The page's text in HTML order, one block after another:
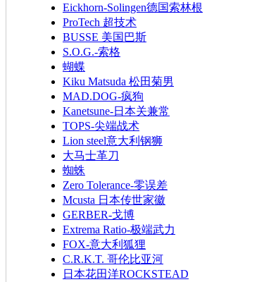
Eickhorn-Solingen德国索林根
ProTech 超技术
BUSSE 美国巴斯
S.O.G.-索格
蝴蝶
Kiku Matsuda 松田菊男
MAD.DOG-疯狗
Kanetsune-日本关兼常
TOPS-尖端战术
Lion steel意大利钢狮
大马士革刀
蜘蛛
Zero Tolerance-零误差
Mcusta 日本传世家徽
GERBER-戈博
Extrema Ratio-极端武力
FOX-意大利狐狸
C.R.K.T. 哥伦比亚河
日本花田洋ROCKSTEAD